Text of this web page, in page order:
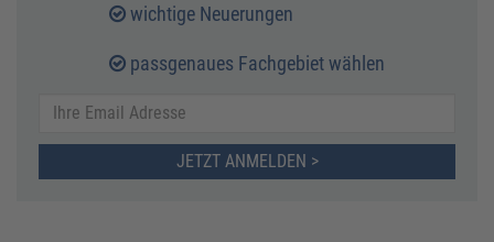
wichtige Neuerungen
passgenaues Fachgebiet wählen
JETZT ANMELDEN >